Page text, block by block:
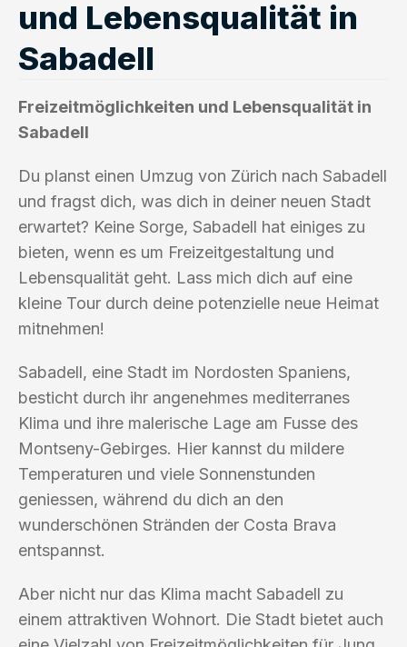
und Lebensqualität in
Sabadell
Freizeitmöglichkeiten und Lebensqualität in
Sabadell
Du planst einen Umzug von Zürich nach Sabadell
und fragst dich, was dich in deiner neuen Stadt
erwartet? Keine Sorge, Sabadell hat einiges zu
bieten, wenn es um Freizeitgestaltung und
Lebensqualität geht. Lass mich dich auf eine
kleine Tour durch deine potenzielle neue Heimat
mitnehmen!
Sabadell, eine Stadt im Nordosten Spaniens,
besticht durch ihr angenehmes mediterranes
Klima und ihre malerische Lage am Fusse des
Montseny-Gebirges. Hier kannst du mildere
Temperaturen und viele Sonnenstunden
geniessen, während du dich an den
wunderschönen Stränden der Costa Brava
entspannst.
Aber nicht nur das Klima macht Sabadell zu
einem attraktiven Wohnort. Die Stadt bietet auch